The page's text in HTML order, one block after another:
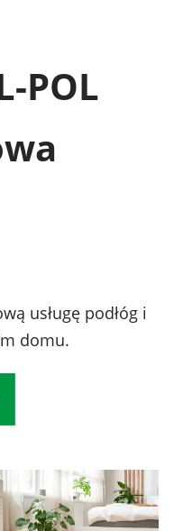
POL
usługę podłóg i
domu.